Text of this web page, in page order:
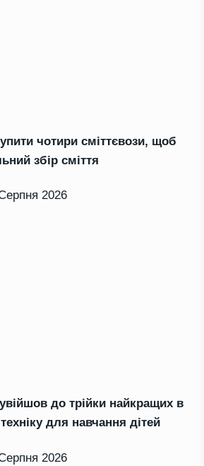
чотири сміттєвози, щоб
збір сміття
2026
до трійки найкращих в
для навчання дітей
2026